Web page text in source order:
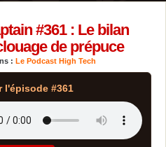
#361 : Le bilan
de prépuce
: Le Podcast High Tech
l'épisode #361